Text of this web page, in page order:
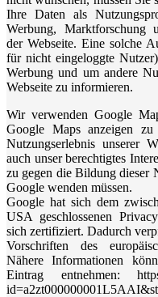
Ihre Daten als
Werbung, Marktforschung
der Webseite. Eine solche
für nicht eingeloggte
Werbung und um andere
Webseite zu informieren.
Wir verwenden Google
Google Maps anzeigen
Nutzungserlebnis unserer
auch unser berechtigtes
zu gegen die Bildung dieser
Google wenden müssen.
Google hat sich dem
USA geschlossenen
sich zertifiziert. Dadurch
Vorschriften des
Nähere Informationen
Eintrag entnehmen: